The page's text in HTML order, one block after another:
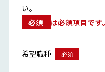
い。
必須
は必須項目です。
希望職種 必須